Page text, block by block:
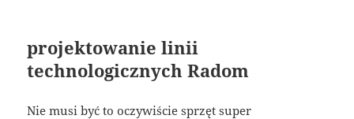
projektowanie linii
technologicznych Radom
Nie musi być to oczywiście sprzęt super